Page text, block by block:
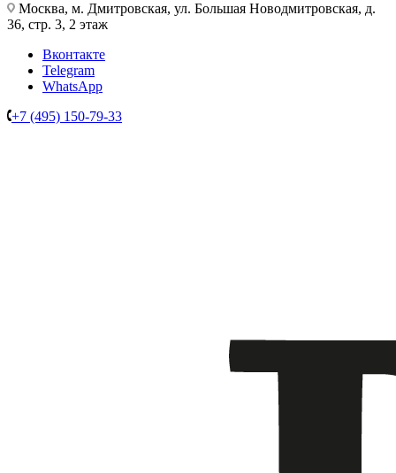
Москва, м. Дмитровская, ул. Большая Новодмитровская, д.
36, стр. 3, 2 этаж
Вконтакте
Telegram
WhatsApp
+7 (495) 150-79-33